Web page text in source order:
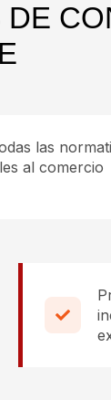
las
al comercio